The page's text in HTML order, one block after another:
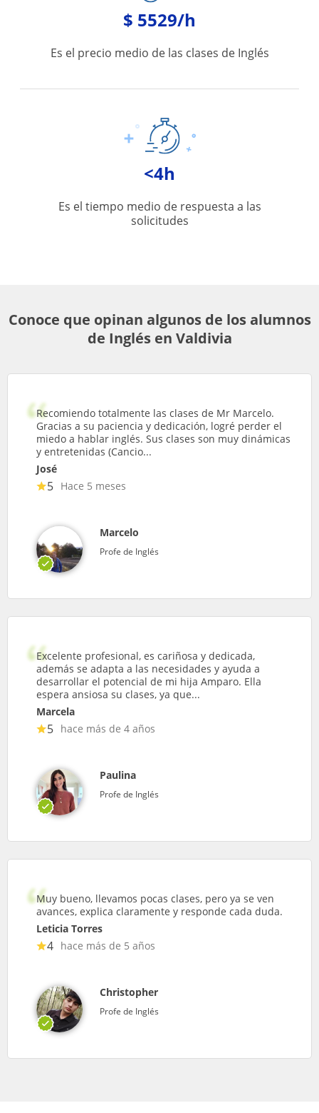
$ 5529/h
Es el precio medio de las clases de Inglés
<4h
Es el tiempo medio de respuesta a las
solicitudes
Conoce que opinan algunos de los alumnos
de Inglés en Valdivia
Recomiendo totalmente las clases de Mr Marcelo.
Gracias a su paciencia y dedicación, logré perder el
miedo a hablar inglés. Sus clases son muy dinámicas
y entretenidas (Cancio...
José
5 Hace 5 meses
Marcelo
Profe de Inglés
Excelente profesional, es cariñosa y dedicada,
además se adapta a las necesidades y ayuda a
desarrollar el potencial de mi hija Amparo. Ella
espera ansiosa su clases, ya que...
Marcela
5 hace más de 4 años
Paulina
Profe de Inglés
Muy bueno, llevamos pocas clases, pero ya se ven
avances, explica claramente y responde cada duda.
Leticia Torres
4 hace más de 5 años
Christopher
Profe de Inglés